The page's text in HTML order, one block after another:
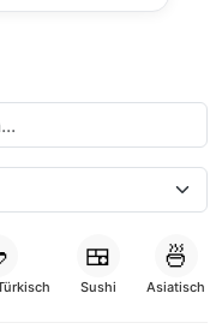
🍱
Sushi
🍜
Asiatisch